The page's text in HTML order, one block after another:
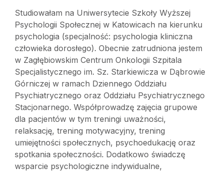
Studiowałam na Uniwersytecie Szkoły Wyższej
Psychologii Społecznej w Katowicach na kierunku
psychologia (specjalność: psychologia kliniczna
człowieka dorosłego). Obecnie zatrudniona jestem
w Zagłębiowskim Centrum Onkologii Szpitala
Specjalistycznego im. Sz. Starkiewicza w Dąbrowie
Górniczej w ramach Dziennego Oddziału
Psychiatrycznego oraz Oddziału Psychiatrycznego
Stacjonarnego. Współprowadzę zajęcia grupowe
dla pacjentów w tym treningi uważności,
relaksację, trening motywacyjny, trening
umiejętności społecznych, psychoedukację oraz
spotkania społeczności. Dodatkowo świadczę
wsparcie psychologiczne indywidualne,